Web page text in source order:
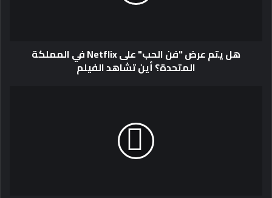
هل يتم عرض "فن الحب" على Netflix في المملكة
المتحدة؟ أين تشاهد الفيلم